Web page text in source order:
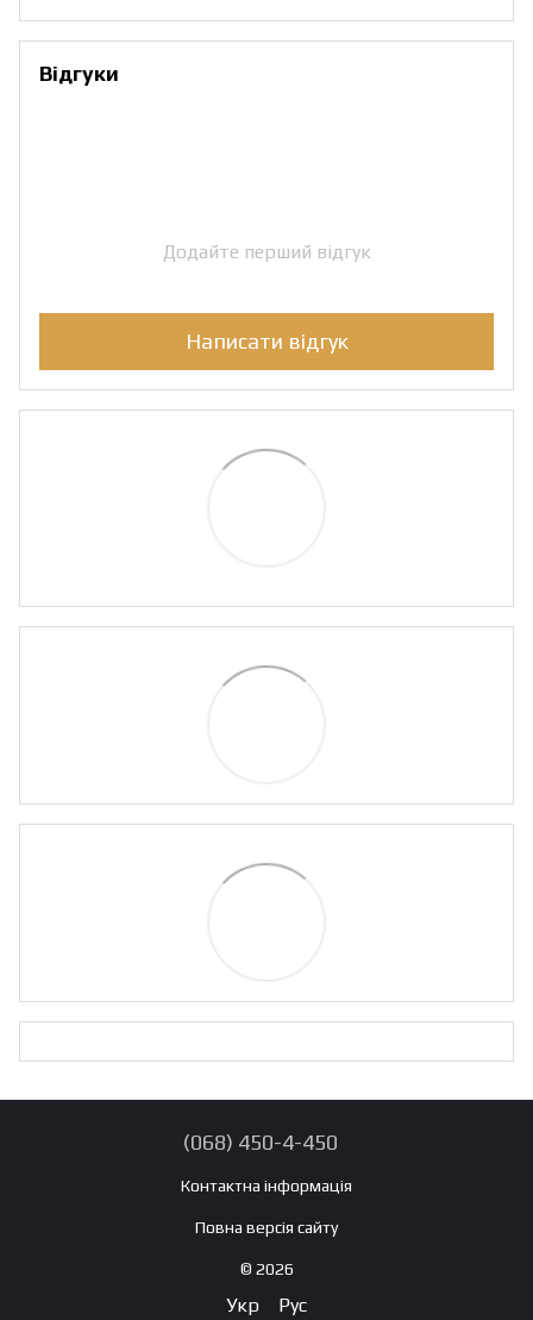
Відгуки
Додайте перший відгук
Написати відгук
(068) 450-4-450
Контактна інформація
Повна версія сайту
© 2026
Укр Рус